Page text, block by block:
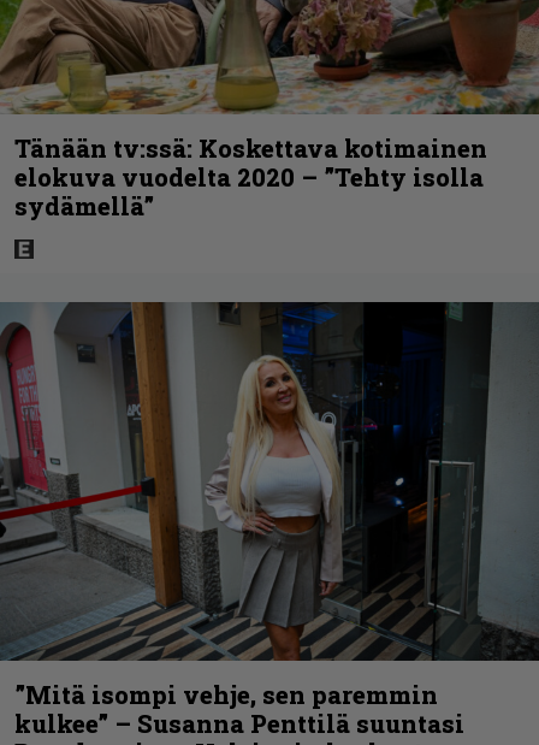
Tänään tv:ssä: Koskettava kotimainen
elokuva vuodelta 2020 – ”Tehty isolla
sydämellä”
”Mitä isompi vehje, sen paremmin
kulkee” – Susanna Penttilä suuntasi